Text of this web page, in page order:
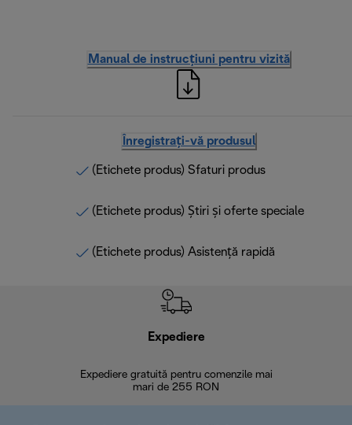
Manual de instrucțiuni pentru vizită
Înregistrați-vă produsul
(Etichete produs) Sfaturi produs
(Etichete produs) Știri și oferte speciale
(Etichete produs) Asistență rapidă
Expediere
Expediere gratuită pentru comenzile mai
mari de 255 RON